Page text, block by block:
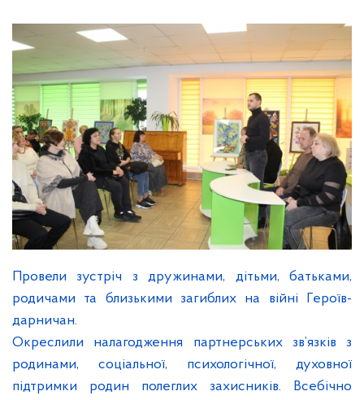
Провели зустріч з дружинами, дітьми, батьками,
родичами та близькими загиблих на війні Героїв-
дарничан.
Окреслили налагодження партнерських зв’язків з
родинами, соціальної, психологічної, духовної
підтримки родин полеглих захисників. Всебічно